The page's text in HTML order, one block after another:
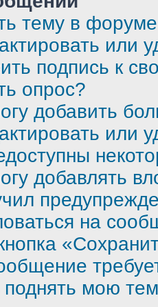
тему в
или
подпись к
опрос?
добавить
или
добавлять
на
поднять мою